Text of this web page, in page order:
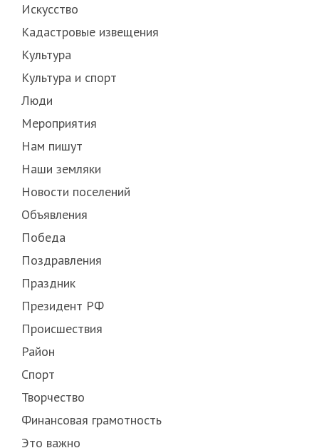
Искусство
Кадастровые извещения
Культура
Культура и спорт
Люди
Мероприятия
Нам пишут
Наши земляки
Новости поселений
Объявления
Победа
Поздравления
Праздник
Президент РФ
Происшествия
Район
Спорт
Творчество
Финансовая грамотность
Это важно